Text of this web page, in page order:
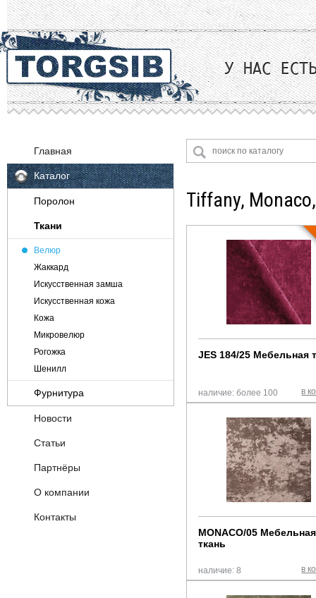
Главная
Каталог
Поролон
Ткани
Велюр
Жаккард
Искусственная замша
Искусственная кожа
Кожа
Микровелюр
Рогожка
Шенилл
Фурнитура
OKE (Германия)
Метизы
прочее
Новости
Статьи
Партнёры
О компании
Контакты
Tiffany,
JES 184/25 Мебельная
в
наличие: более 100
MONACO/05 Мебельная
ткань
в
наличие: 8